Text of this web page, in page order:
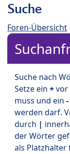
Suche
Foren-Übersicht
Suche nach
Setze ein +vor
muss und ein -
werden darf.
durch |
der Wörter
als